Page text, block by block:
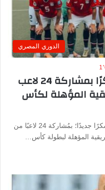
الدوري المصري
منتخب مصر يخوض معسكرًا بمشاركة 24 لاعب
المؤهلة لكأس
بدأ منتخب مصر الأول لكرة القدم معسكرًا جديدًا؛ بمُشاركة 24 لاعبًا من
المؤهلة لبطولة كأس…